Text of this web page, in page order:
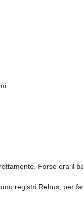
Forse era il
registri Rebus, per